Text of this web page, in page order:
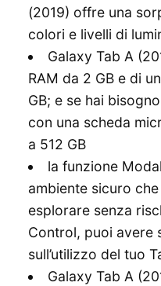
(2019) offre una
colori e livelli di
Galaxy Tab A
RAM da 2 GB e di
GB; e se hai
con una scheda
a 512 GB
la funzione
ambiente sicuro
esplorare senza
Control, puoi avere
sull’utilizzo del tuo
Galaxy Tab A